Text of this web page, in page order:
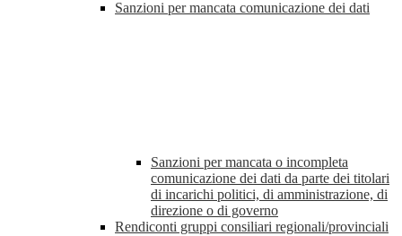
Sanzioni per mancata comunicazione dei dati
Sanzioni per mancata o incompleta
comunicazione dei dati da parte dei titolari
di incarichi politici, di amministrazione, di
direzione o di governo
Rendiconti gruppi consiliari regionali/provinciali